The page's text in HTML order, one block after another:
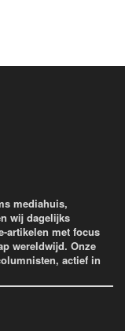
mediahuis,
wij dagelijks
artikelen met focus
wereldwijd. Onze
actief in